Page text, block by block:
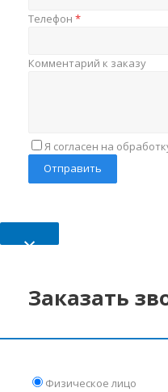
Телефон *
Комментарий к заказу
Я согласен на
×
Заказать
Физическое лицо